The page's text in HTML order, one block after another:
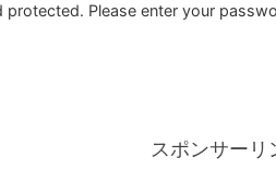
Please enter your
スポンサーリ